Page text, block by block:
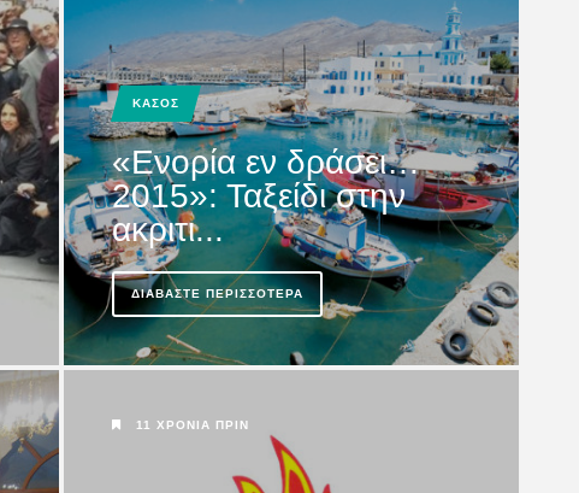
ΚΑΣΟΣ
«Ενορία εν δράσει…
2015»: Ταξείδι στην
ακριτι...
ΔΙΑΒΆΣΤΕ ΠΕΡΙΣΣΌΤΕΡΑ
11 ΧΡΌΝΙΑ ΠΡΙΝ